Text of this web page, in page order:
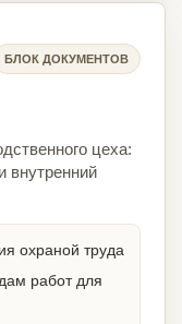
БЛОК ДОКУМЕНТОВ
цеха:
внутренний
охраной труда
работ для